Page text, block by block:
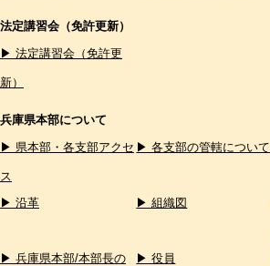
法定講習会（免許更新）
▶ 法定講習会（免許更
新）
兵庫県本部について
▶ 県本部・各支部アクセ
ス
▶ 各支部の管轄について
▶ 沿革 ▶ 組織図
▶ 兵庫県本部/本部長の
▶ 役員